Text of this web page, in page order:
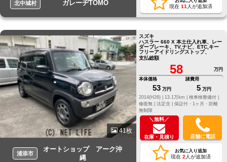
北中城村 ガレーヂTOMO 現在 11 人が追加済
41枚
浦添市
オートショップ アーク沖
縄
スズキ
ハスラー 660 X 本土仕入れ車、レー
ダーブレーキ、TV,ナビ、ETC,キー
フリーアイドリングストップ、
支払総額
58
万円
本体価格
53 万円
諸費用
5 万円
2014(H26) |
13.1万km |
検車検整備付 |
修復無 | 法定含 | 保証付・1ヶ月・距離
無制限
＼無料／
在庫・見積り 店舗に電話
お気に入り追加
現在 2 人が追加済